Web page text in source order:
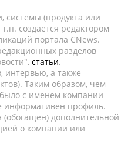
(продукта или
создается редактором
портала CNews.
разделов
статьи,
интервью, а также
Таким образом, чем
с именем компании
информативен профиль.
дополнительной
о компании или